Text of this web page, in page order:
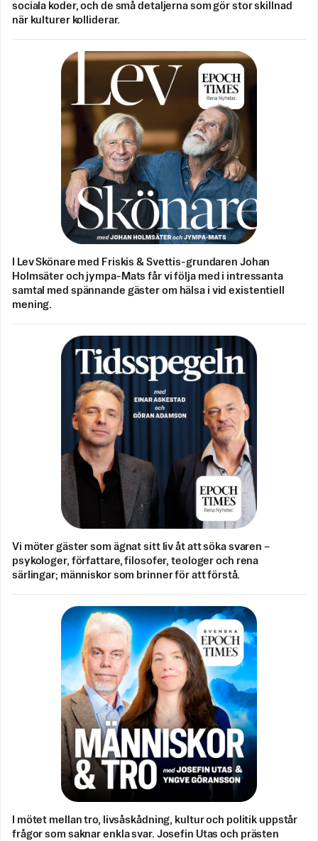
sociala koder, och de små detaljerna som gör stor skillnad
när kulturer kolliderar.
I Lev Skönare med Friskis & Svettis-grundaren Johan
Holmsäter och jympa-Mats får vi följa med i intressanta
samtal med spännande gäster om hälsa i vid existentiell
mening.
Vi möter gäster som ägnat sitt liv åt att söka svaren –
psykologer, författare, filosofer, teologer och rena
särlingar; människor som brinner för att förstå.
I mötet mellan tro, livsåskådning, kultur och politik uppstår
frågor som saknar enkla svar. Josefin Utas och prästen